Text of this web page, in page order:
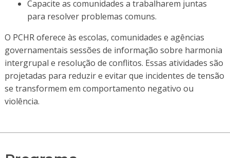
Capacite as comunidades a trabalharem juntas
para resolver problemas comuns.
O PCHR oferece às escolas, comunidades e agências
governamentais sessões de informação sobre harmonia
intergrupal e resolução de conflitos. Essas atividades são
projetadas para reduzir e evitar que incidentes de tensão
se transformem em comportamento negativo ou
violência.